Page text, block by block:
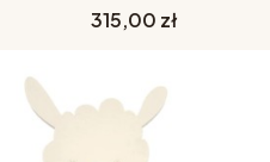
Cena
315,00 zł